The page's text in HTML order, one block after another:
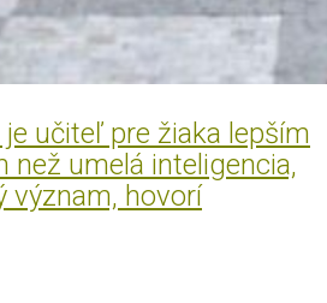
je učiteľ pre žiaka lepším
než umelá inteligencia,
význam, hovorí